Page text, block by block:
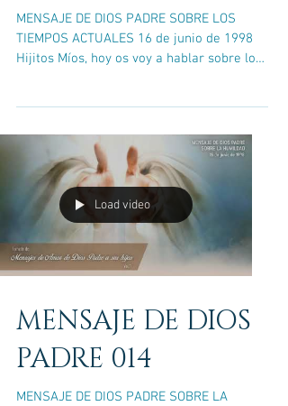
MENSAJE DE DIOS PADRE SOBRE LOS
TIEMPOS ACTUALES 16 de junio de 1998
Hijitos Míos, hoy os voy a hablar sobre los
Load video
MENSAJE DE DIOS
PADRE 014
MENSAJE DE DIOS PADRE SOBRE LA